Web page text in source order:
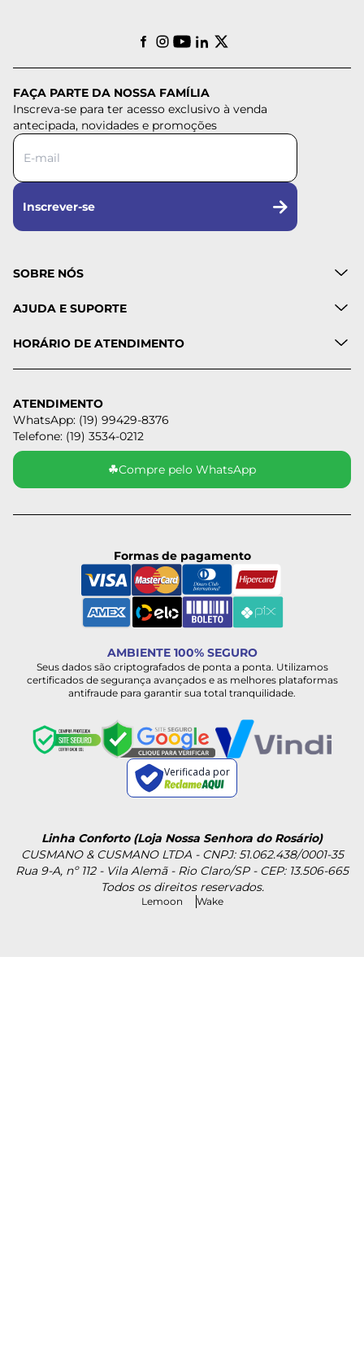
FAÇA PARTE DA NOSSA FAMÍLIA
Inscreva-se para ter acesso exclusivo à venda
antecipada, novidades e promoções
Inscrever-se
SOBRE NÓS
AJUDA E SUPORTE
HORÁRIO DE ATENDIMENTO
ATENDIMENTO
WhatsApp: (19) 99429-8376
Telefone: (19) 3534-0212
☘Compre pelo WhatsApp
Formas de pagamento
AMBIENTE 100% SEGURO
Seus dados são criptografados de ponta a ponta. Utilizamos
certificados de segurança avançados e as melhores plataformas
antifraude para garantir sua total tranquilidade.
Verificada por
Linha Conforto (Loja Nossa Senhora do Rosário)
CUSMANO & CUSMANO LTDA - CNPJ: 51.062.438/0001-35
Rua 9-A, nº 112 - Vila Alemã - Rio Claro/SP - CEP: 13.506-665
Todos os direitos reservados.
Lemoon Wake